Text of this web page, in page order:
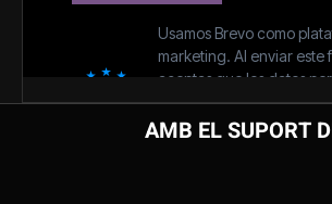
AMB EL SUPORT